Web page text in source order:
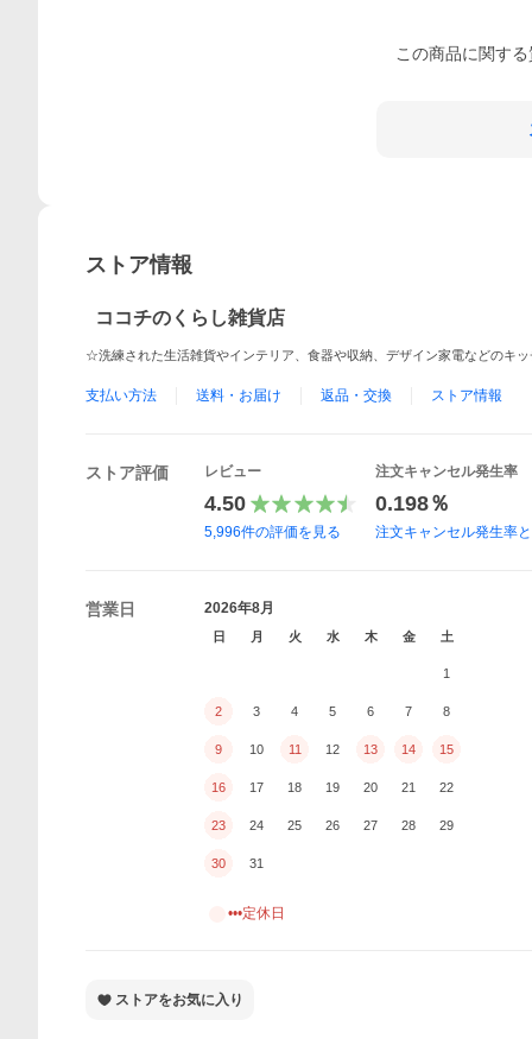
この商品に関す
ストア情報
ココチのくらし雑貨店
☆洗練された生活雑貨やインテリア、食器や収納、デザイン家電などのキ
支払い方法 送料・お届け 返品・交換 ストア情報
ストア評価 レビュー
4.50
5,996件の評価を見る
注文キャンセル発生率
0.198％
注文キャンセル発生率
営業日 2026年8月
日 月 火 水 木 金 土
1
2 3 4 5 6 7 8
9 10 11 12 13 14 15
16 17 18 19 20 21 22
23 24 25 26 27 28 29
30 31
•••定休日
ストアをお気に入り